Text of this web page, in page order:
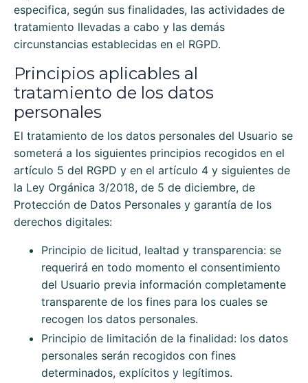
especifica, según sus finalidades, las actividades de
tratamiento llevadas a cabo y las demás
circunstancias establecidas en el RGPD.
Principios aplicables al
tratamiento de los datos
personales
El tratamiento de los datos personales del Usuario se
someterá a los siguientes principios recogidos en el
artículo 5 del RGPD y en el artículo 4 y siguientes de
la Ley Orgánica 3/2018, de 5 de diciembre, de
Protección de Datos Personales y garantía de los
derechos digitales:
Principio de licitud, lealtad y transparencia: se
requerirá en todo momento el consentimiento
del Usuario previa información completamente
transparente de los fines para los cuales se
recogen los datos personales.
Principio de limitación de la finalidad: los datos
personales serán recogidos con fines
determinados, explícitos y legítimos.